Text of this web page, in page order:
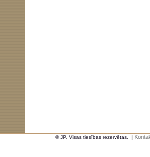
© JP. Visas tiesības rezervētas. |